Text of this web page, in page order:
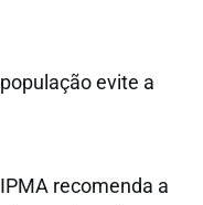
evite a
recomenda a